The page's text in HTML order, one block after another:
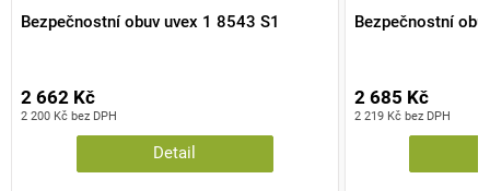
Bezpečnostní obuv uvex 1 8543 S1
2 200 Kč bez DPH
2 662 Kč
Detail
Bezpečnostní
2 219 Kč bez DPH
2 685 Kč